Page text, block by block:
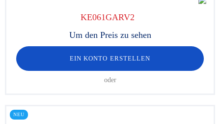
KE061GARV2
Um den Preis zu sehen
EIN KONTO ERSTELLEN
oder
NEU